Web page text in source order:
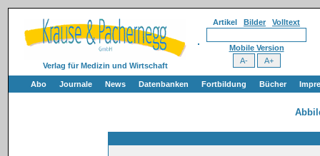
Verlag für Medizin und Wirtschaft
Artikel Bilder Volltext
Mobile Version
Abo Journale News Datenbanken Fortbildung Bücher